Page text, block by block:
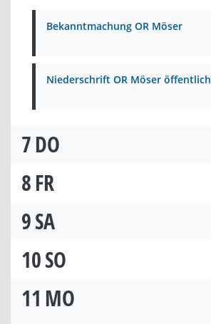
Bekanntmachung OR Möser
Niederschrift OR Möser öffentlich
7DO
8FR
9SA
10SO
11 MO